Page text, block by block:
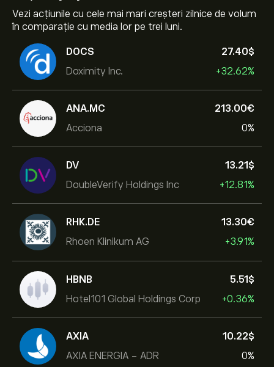
Vezi acțiunile cu cele mai mari creșteri zilnice de volum
în comparație cu media lor pe trei luni.
DOCS
Doximity Inc.
27.40‎$‎
+32.62%
ANA.MC
Acciona
213.00‎€‎
0%
DV
DoubleVerify Holdings Inc
13.21‎$‎
+12.81%
RHK.DE
Rhoen Klinikum AG
13.30‎€‎
+3.91%
HBNB
Hotel101 Global Holdings Corp
5.51‎$‎
+0.36%
AXIA
AXIA ENERGIA - ADR
10.22‎$‎
0%